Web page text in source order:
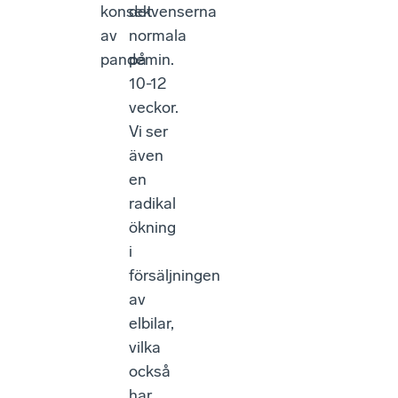
konsekvenserna
av
pandemin.
det
normala
på
10-12
veckor.
Vi ser
även
en
radikal
ökning
i
försäljningen
av
elbilar,
vilka
också